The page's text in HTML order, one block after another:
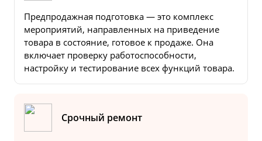
Предпродажная подготовка — это комплекс
мероприятий, направленных на приведение
товара в состояние, готовое к продаже. Она
включает проверку работоспособности,
настройку и тестирование всех функций товара.
Срочный ремонт